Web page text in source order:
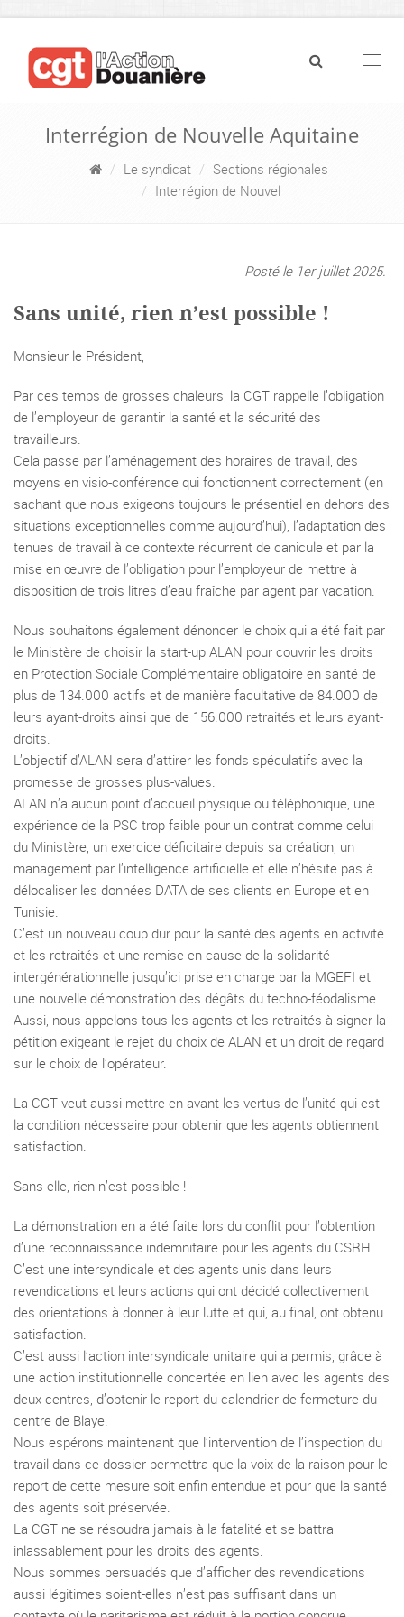
Interrégion de Nouvelle Aquitaine
Le syndicat
Sections régionales
Interrégion de Nouvel
Posté le 1er juillet 2025.
Sans unité, rien n’est possible !
Monsieur le Président,
Par ces temps de grosses chaleurs, la CGT rappelle l’obligation
de l’employeur de garantir la santé et la sécurité des
travailleurs.
Cela passe par l’aménagement des horaires de travail, des
moyens en visio-conférence qui fonctionnent correctement (en
sachant que nous exigeons toujours le présentiel en dehors des
situations exceptionnelles comme aujourd’hui), l’adaptation des
tenues de travail à ce contexte récurrent de canicule et par la
mise en œuvre de l’obligation pour l’employeur de mettre à
disposition de trois litres d’eau fraîche par agent par vacation.
Nous souhaitons également dénoncer le choix qui a été fait par
le Ministère de choisir la start-up ALAN pour couvrir les droits
en Protection Sociale Complémentaire obligatoire en santé de
plus de 134.000 actifs et de manière facultative de 84.000 de
leurs ayant-droits ainsi que de 156.000 retraités et leurs ayant-
droits.
L’objectif d’ALAN sera d’attirer les fonds spéculatifs avec la
promesse de grosses plus-values.
ALAN n’a aucun point d’accueil physique ou téléphonique, une
expérience de la PSC trop faible pour un contrat comme celui
du Ministère, un exercice déficitaire depuis sa création, un
management par l’intelligence artificielle et elle n’hésite pas à
délocaliser les données DATA de ses clients en Europe et en
Tunisie.
C’est un nouveau coup dur pour la santé des agents en activité
et les retraités et une remise en cause de la solidarité
intergénérationnelle jusqu’ici prise en charge par la MGEFI et
une nouvelle démonstration des dégâts du techno-féodalisme.
Aussi, nous appelons tous les agents et les retraités à signer la
pétition exigeant le rejet du choix de ALAN et un droit de regard
sur le choix de l’opérateur.
La CGT veut aussi mettre en avant les vertus de l’unité qui est
la condition nécessaire pour obtenir que les agents obtiennent
satisfaction.
Sans elle, rien n’est possible !
La démonstration en a été faite lors du conflit pour l’obtention
d’une reconnaissance indemnitaire pour les agents du CSRH.
C’est une intersyndicale et des agents unis dans leurs
revendications et leurs actions qui ont décidé collectivement
des orientations à donner à leur lutte et qui, au final, ont obtenu
satisfaction.
C’est aussi l’action intersyndicale unitaire qui a permis, grâce à
une action institutionnelle concertée en lien avec les agents des
deux centres, d’obtenir le report du calendrier de fermeture du
centre de Blaye.
Nous espérons maintenant que l’intervention de l’inspection du
travail dans ce dossier permettra que la voix de la raison pour le
report de cette mesure soit enfin entendue et pour que la santé
des agents soit préservée.
La CGT ne se résoudra jamais à la fatalité et se battra
inlassablement pour les droits des agents.
Nous sommes persuadés que d’afficher des revendications
aussi légitimes soient-elles n’est pas suffisant dans un